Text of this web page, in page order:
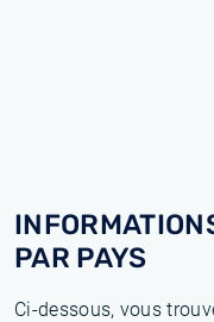
PAR PAYS
Ci-dessous, vous